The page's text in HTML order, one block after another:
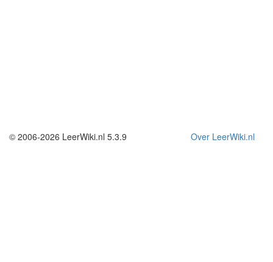
Over LeerWiki.nl
© 2006-2026 LeerWiki.nl 5.3.9